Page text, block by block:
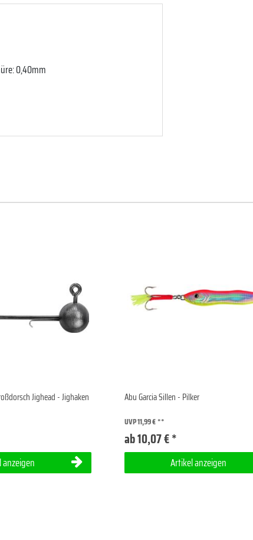
0,40mm
Jighead - Jighaken Abu Garcia Sillen - Pilker
UVP 11,99 €
ab 10,07 € *
Artikel anzeigen